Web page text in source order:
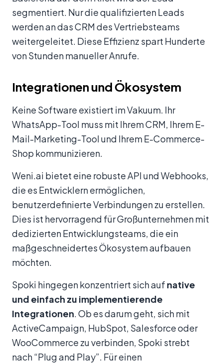
segmentiert. Nur die qualifizierten Leads
werden an das CRM des Vertriebsteams
weitergeleitet. Diese Effizienz spart Hunderte
von Stunden manueller Anrufe.
Integrationen und Ökosystem
Keine Software existiert im Vakuum. Ihr
WhatsApp-Tool muss mit Ihrem CRM, Ihrem E-
Mail-Marketing-Tool und Ihrem E-Commerce-
Shop kommunizieren.
Weni.ai bietet eine robuste API und Webhooks,
die es Entwicklern ermöglichen,
benutzerdefinierte Verbindungen zu erstellen.
Dies ist hervorragend für Großunternehmen mit
dedizierten Entwicklungsteams, die ein
maßgeschneidertes Ökosystem aufbauen
möchten.
Spoki hingegen konzentriert sich auf native
und einfach zu implementierende
Integrationen. Ob es darum geht, sich mit
ActiveCampaign, HubSpot, Salesforce oder
WooCommerce zu verbinden, Spoki strebt
nach “Plug and Play”. Für einen